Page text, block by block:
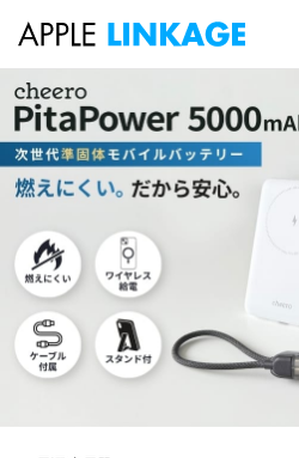
ン
テ
ン
ツ
索